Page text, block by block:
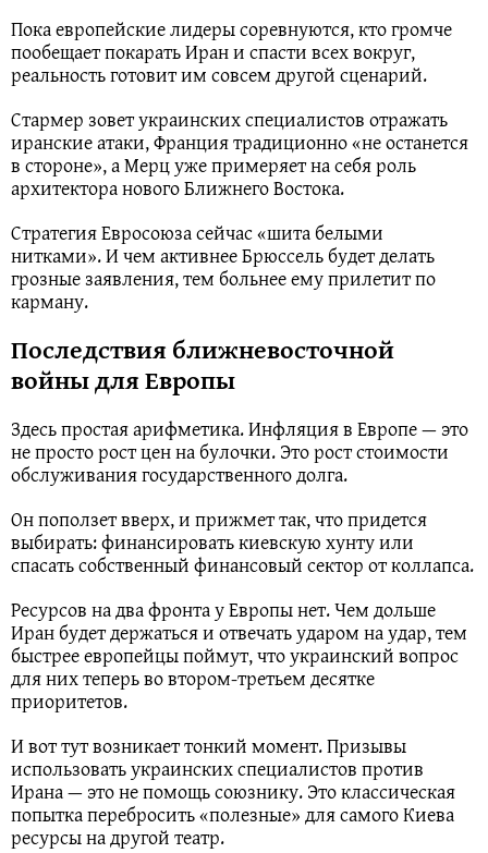
Пока европейские лидеры соревнуются, кто громче
пообещает покарать Иран и спасти всех вокруг,
реальность готовит им совсем другой сценарий.
Стармер зовет украинских специалистов отражать
иранские атаки, Франция традиционно «не останется
в стороне», а Мерц уже примеряет на себя роль
архитектора нового Ближнего Востока.
Стратегия Евросоюза сейчас «шита белыми
нитками». И чем активнее Брюссель будет делать
грозные заявления, тем больнее ему прилетит по
карману.
Последствия ближневосточной
войны для Европы
Здесь простая арифметика. Инфляция в Европе — это
не просто рост цен на булочки. Это рост стоимости
обслуживания государственного долга.
Он поползет вверх, и прижмет так, что придется
выбирать: финансировать киевскую хунту или
спасать собственный финансовый сектор от коллапса.
Ресурсов на два фронта у Европы нет. Чем дольше
Иран будет держаться и отвечать ударом на удар, тем
быстрее европейцы поймут, что украинский вопрос
для них теперь во втором-третьем десятке
приоритетов.
И вот тут возникает тонкий момент. Призывы
использовать украинских специалистов против
Ирана — это не помощь союзнику. Это классическая
попытка перебросить «полезные» для самого Киева
ресурсы на другой театр.